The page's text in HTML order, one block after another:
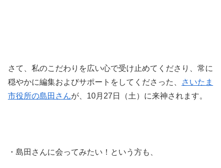
さて、私のこだわりを広い心で受け止めてくださり、常に
穏やかに編集およびサポートをしてくださった、
さいたま
市役所の島田さんが、10月27日（土）に来神されます。
・島田さんに会ってみたい！という方も、